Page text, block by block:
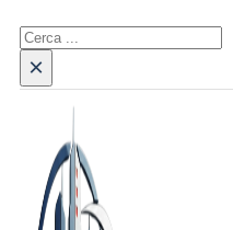
Cerca
×